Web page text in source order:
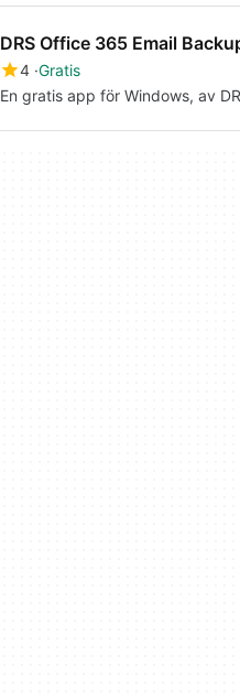
DRS Office 365 Email
4 Gratis
En gratis app för Windows, av